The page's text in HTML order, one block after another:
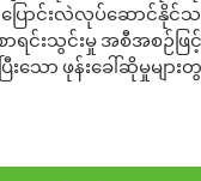
ောင်းလဲလုပ်ဆောင်နိုင်
ာရင်းသွင်းမှု အစီအစဉ်ဖ
းသော ဖုန်းခေါ်ဆိုမှုမျာ